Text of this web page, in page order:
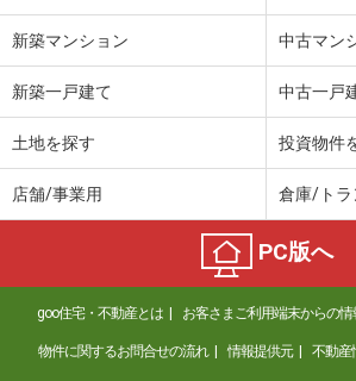
新築マンション 中古マン
新築一戸建て 中古一戸
土地を探す 投資物件
店舗/事業用 倉庫/トラ
PC版へ
goo住宅・不動産とは お客さまご利用端末からの
物件に関するお問合せの流れ 情報提供元 不動産